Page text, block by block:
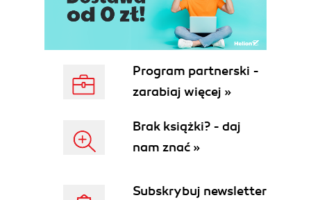
Program partnerski -
zarabiaj więcej »
Brak książki? - daj
nam znać »
Subskrybuj newsletter